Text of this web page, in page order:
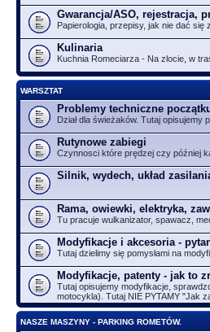
Gwarancja/ASO, rejestracja,
Papierologia, przepisy, jak nie dać
Kulinaria
Kuchnia Romeciarza - Na zlocie, w
WARSZTAT
Problemy techniczne
Dział dla świeżaków. Tutaj opisujemy
Rutynowe zabiegi
Czynnosci które prędzej czy później
Silnik, wydech, układ
Rama, owiewki, elektryka,
Tu pracuje wulkanizator, spawacz,
Modyfikacje i akcesoria -
Tutaj dzielimy się pomysłami na
Modyfikacje, patenty - jak to
Tutaj opisujemy modyfikacje,
motocykla). Tutaj NIE PYTAMY "Jak
NASZE MASZYNY - PARKING ROMETÓW.